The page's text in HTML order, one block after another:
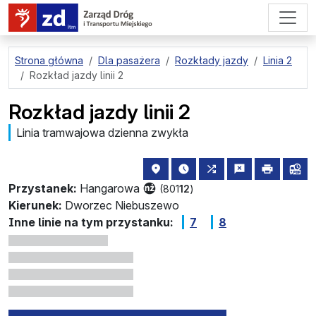
przejdź do treści strony
Strona główna Dla pasażera Rozkłady jazdy
Linia 2
Rozkład jazdy linii 2
Rozkład jazdy linii 2
Linia tramwajowa dzienna zwykła
Przystanek: Hangarowa (80112)
lokalizacja przystanku na mapie
najbliższe odjazdy z tego
wszystkie linie
zgłośdrukuj
Kierunek: Dworzec Niebuszewo
Inne linie na tym przystanku:
7 8